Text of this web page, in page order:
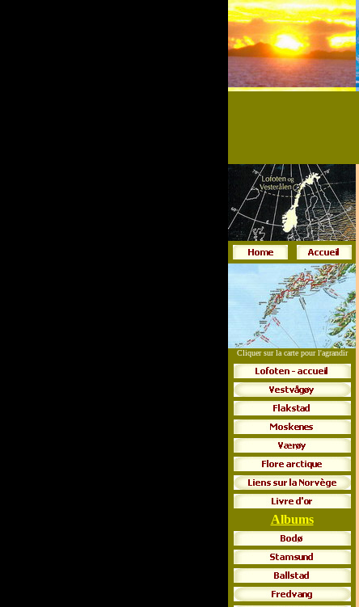
Cliquer sur la carte pour l'agrandir
Albums